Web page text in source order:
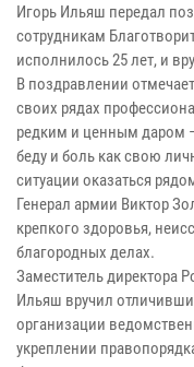
Игорь Ильяш передал
сотрудникам
исполнилось 25 лет, и
В поздравлении
своих рядах
редким и ценным даром
беду и боль как свою
ситуации оказаться
Генерал армии Виктор
крепкого здоровья,
благородных делах.
Заместитель директора
Ильяш вручил
организации
укреплении